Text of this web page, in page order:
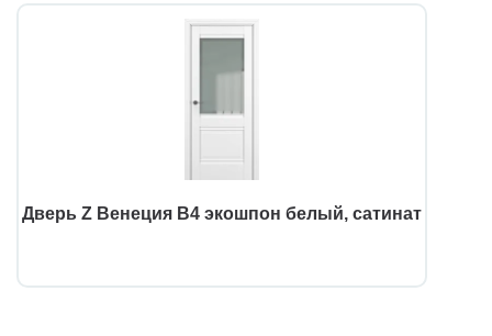
Дверь Z Венеция В4 экошпон белый, сатинат